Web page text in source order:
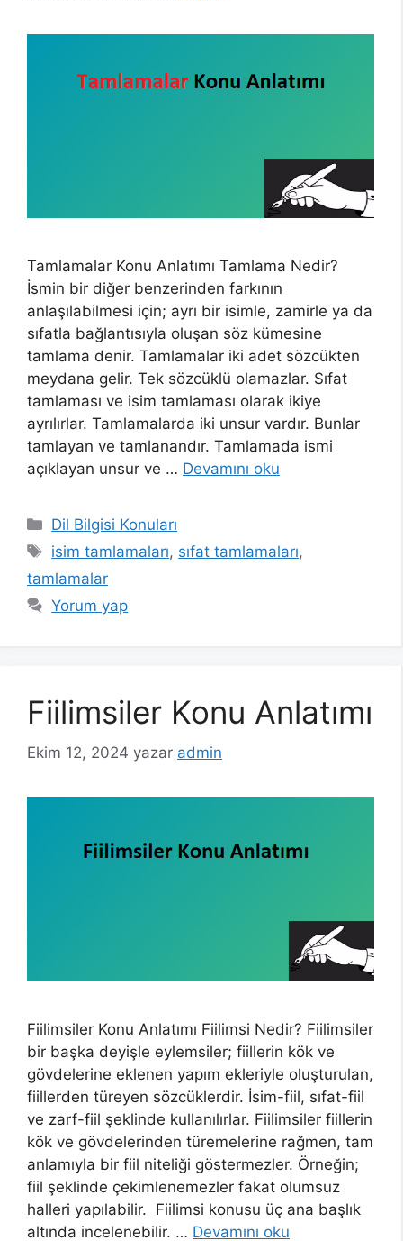
Tamlamalar Konu Anlatımı Tamlama Nedir?
İsmin bir diğer benzerinden farkının
anlaşılabilmesi için; ayrı bir isimle, zamirle ya da
sıfatla bağlantısıyla oluşan söz kümesine
tamlama denir. Tamlamalar iki adet sözcükten
meydana gelir. Tek sözcüklü olamazlar. Sıfat
tamlaması ve isim tamlaması olarak ikiye
ayrılırlar. Tamlamalarda iki unsur vardır. Bunlar
tamlayan ve tamlanandır. Tamlamada ismi
açıklayan unsur ve … Devamını oku
Kategoriler
Dil Bilgisi Konuları
Etiketler
isim tamlamaları, sıfat tamlamaları,
tamlamalar
Yorum yap
Fiilimsiler Konu Anlatımı
Ekim 12, 2024 yazar admin
Fiilimsiler Konu Anlatımı Fiilimsi Nedir? Fiilimsiler
bir başka deyişle eylemsiler; fiillerin kök ve
gövdelerine eklenen yapım ekleriyle oluşturulan,
fiillerden türeyen sözcüklerdir. İsim-fiil, sıfat-fiil
ve zarf-fiil şeklinde kullanılırlar. Fiilimsiler fiillerin
kök ve gövdelerinden türemelerine rağmen, tam
anlamıyla bir fiil niteliği göstermezler. Örneğin;
fiil şeklinde çekimlenemezler fakat olumsuz
halleri yapılabilir. Fiilimsi konusu üç ana başlık
altında incelenebilir. … Devamını oku